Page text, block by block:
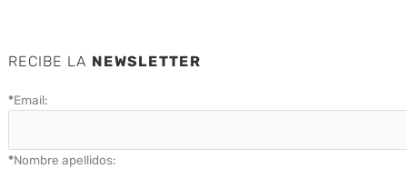
RECIBE LA NEWSLETTER
*Email:
*Nombre apellidos: